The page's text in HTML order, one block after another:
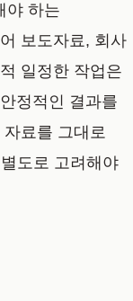
야 하는
보도자료, 회사
일정한 작업은
정적인 결과를
료를 그대로
도로 고려해야